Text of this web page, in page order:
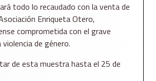
todo lo recaudado con la venta de
Enriqueta Otero,
comprometida con el grave
de género.
de esta muestra hasta el 25 de